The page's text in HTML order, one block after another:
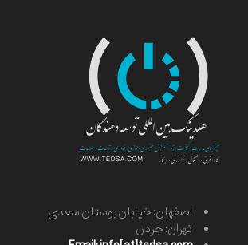
اصفهان: خیابان بوستان سعدی
تهران: جردن